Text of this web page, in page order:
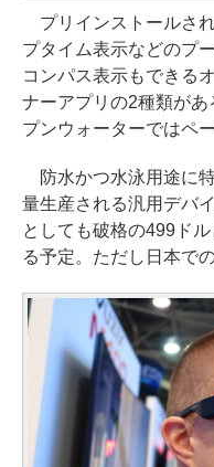
プリインストールさ
プタイム表示などのプ
コンパス表示もできる
ナーアプリの2種類が
プンウォーターではペ
防水かつ水泳用途に
量生産される汎用デバ
としても破格の499ド
る予定。ただし日本で